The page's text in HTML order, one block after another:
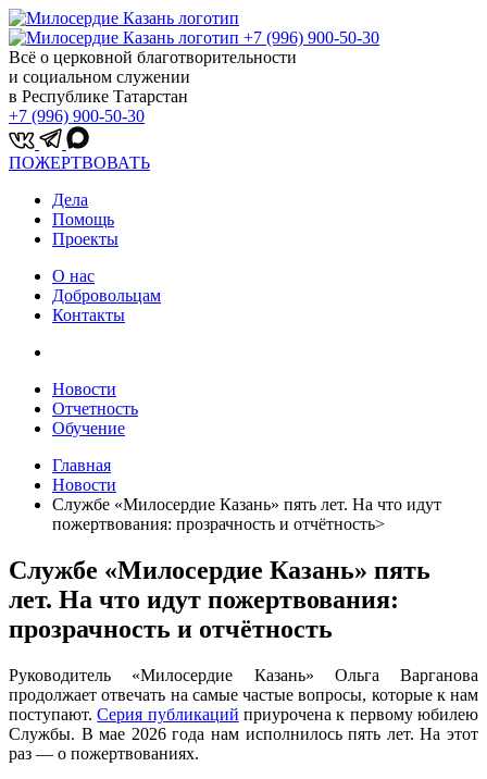
+7 (996) 900-50-30
Всё о церковной благотворительности
и социальном служении
в Республике Татарстан
+7 (996) 900-50-30
ПОЖЕРТВОВАТЬ
Дела
Помощь
Проекты
О нас
Добровольцам
Контакты
Новости
Отчетность
Обучение
Главная
Новости
Службе «Милосердие Казань» пять лет. На что идут
пожертвования: прозрачность и отчётность>
Службе «Милосердие Казань» пять
лет. На что идут пожертвования:
прозрачность и отчётность
Руководитель «Милосердие Казань» Ольга Варганова
продолжает отвечать на самые частые вопросы, которые к нам
поступают.Серия публикаций приурочена к первому юбилею
Службы. В мае 2026 года нам исполнилось пять лет. На этот
раз — о пожертвованиях.